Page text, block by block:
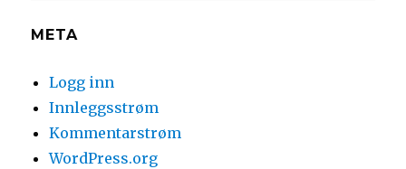
META
Logg inn
Innleggsstrøm
Kommentarstrøm
WordPress.org